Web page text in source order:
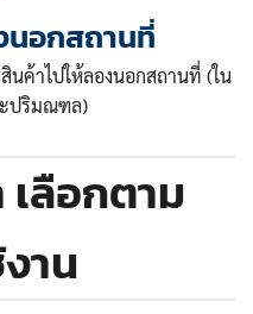
นอกสถานที่
นค้าไปให้ลองนอกสถานที่ (ใน
ะปริมณฑล)
เลือกตาม
าน